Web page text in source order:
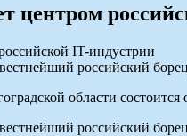
центром
российский
области состоится
российский